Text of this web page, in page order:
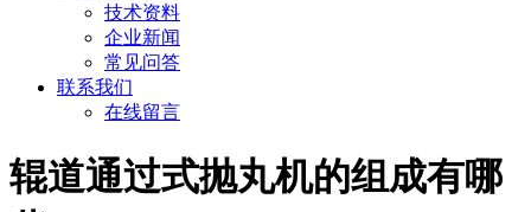
技术资料
企业新闻
常见问答
联系我们
在线留言
辊道通过式抛丸机的组成有哪